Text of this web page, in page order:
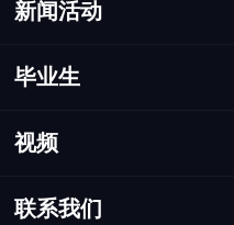
新闻活动
毕业生
视频
联系我们